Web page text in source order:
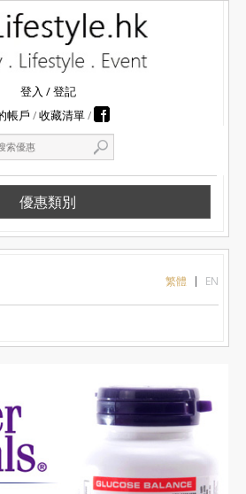
登入 /登記
帳戶
收藏清單
優惠類別
繁體 EN